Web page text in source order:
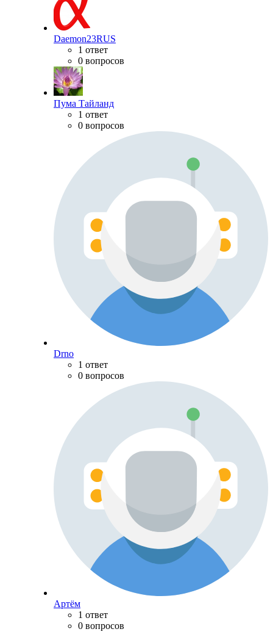
Daemon23RUS
1 ответ
0 вопросов
Пума Тайланд
1 ответ
0 вопросов
Drno
1 ответ
0 вопросов
Артём
1 ответ
0 вопросов